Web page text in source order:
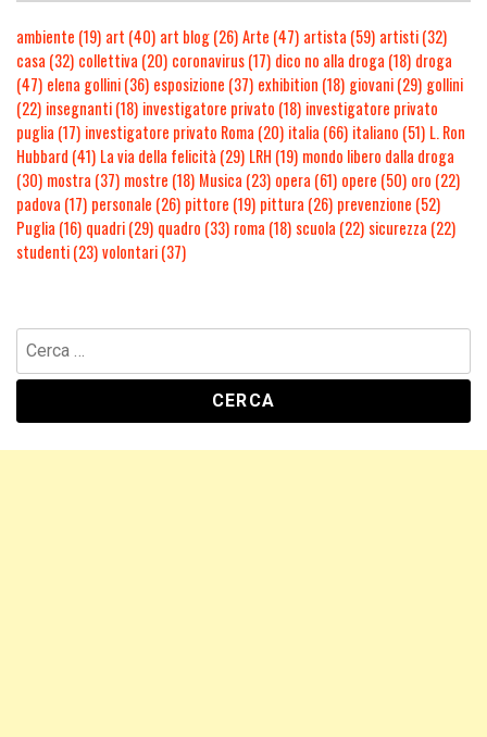
ambiente (19) art (40) art blog(26)Arte (47) artista (59) artisti(32)
casa (32) collettiva (20) coronavirus(17) dico no alla droga (18) droga
(47) elena gollini(36) esposizione (37) exhibition (18) giovani(29) gollini
(22) insegnanti(18) investigatore privato (18) investigatore privato
puglia (17) investigatore privato Roma (20) italia (66) italiano (51) L. Ron
Hubbard (41) La via della felicità (29) LRH (19) mondo libero dalla droga
(30) mostra (37) mostre (18) Musica (23) opera (61) opere (50) oro (22)
padova (17) personale (26) pittore (19) pittura (26) prevenzione (52)
Puglia (16) quadri(29) quadro (33) roma (18) scuola (22) sicurezza (22)
studenti(23)volontari(37)